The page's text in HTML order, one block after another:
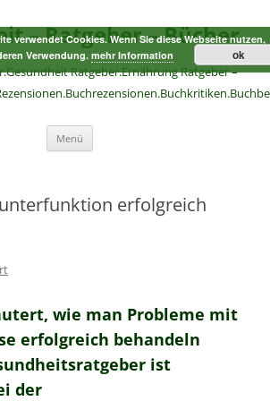
– Ratgeber – Bücher
Ratgeber.Ernährung Ratgeber –
Menü
erfolgreich
wie man Probleme mit
erfolgreich behandeln
ist
der
verwendet Cookies. Wenn Sie diese Webseite nutzen,
Verwendung.mehr Information ok